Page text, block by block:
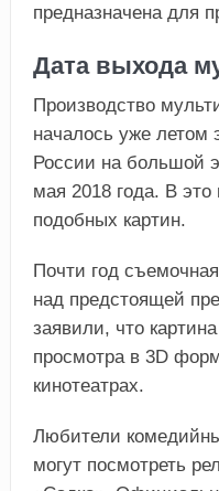
предназначена для
Дата выхода
Производство
началось уже летом
России на большой
мая 2018 года. В
подобных картин.
Почти год
над предстоящей
заявили, что
просмотра в 3D
кинотеатрах.
Любители
могут посмотреть